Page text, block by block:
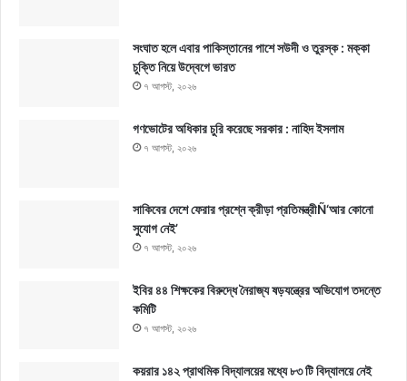
সংঘাত হলে এবার পাকিস্তানের পাশে সউদী ও তুরস্ক : মক্কা
চুক্তি নিয়ে উদ্বেগে ভারত
৭ আগস্ট, ২০২৬
গণভোটের অধিকার চুরি করেছে সরকার : নাহিদ ইসলাম
৭ আগস্ট, ২০২৬
সাকিবের দেশে ফেরার প্রশ্নে ক্রীড়া প্রতিমন্ত্রীÑ‘আর কোনো
সুযোগ নেই’
৭ আগস্ট, ২০২৬
ইবির ৪৪ শিক্ষকের বিরুদ্ধে নৈরাজ্য ষড়যন্ত্রের অভিযোগ তদন্তে
কমিটি
৭ আগস্ট, ২০২৬
কয়রার ১৪২ প্রাথমিক বিদ্যালয়ের মধ্যে ৮৩ টি বিদ্যালয়ে নেই